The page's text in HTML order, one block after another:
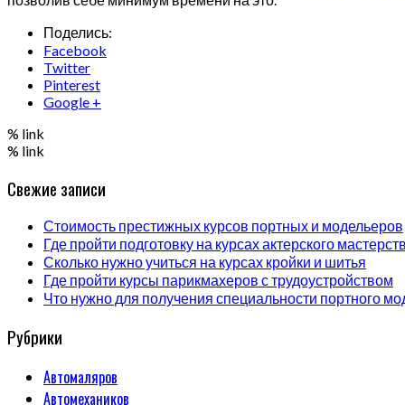
Поделись:
Facebook
Twitter
Pinterest
Google +
% link
% link
Свежие записи
Стоимость престижных курсов портных и модельеров
Где пройти подготовку на курсах актерского
Сколько нужно учиться на курсах кройки и шитья
Где пройти курсы парикмахеров с трудоустройством
Что нужно для получения специальности портного
Рубрики
Автомаляров
Автомехаников